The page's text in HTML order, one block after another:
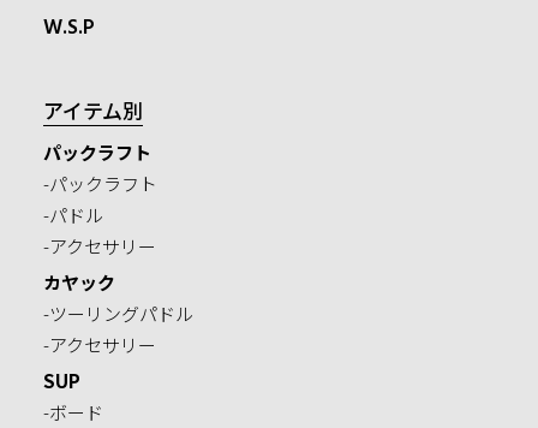
W.S.P
アイテム別
パックラフト
-パックラフト
-パドル
-アクセサリー
カヤック
-ツーリングパドル
-アクセサリー
SUP
-ボード